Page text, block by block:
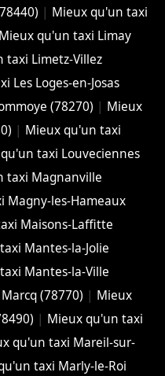
| Mieux qu'un taxi
Mieux qu'un taxi Limay
taxi Limetz-Villez
Les Loges-en-Josas
(78270) | Mieux
| Mieux qu'un taxi
taxi Louveciennes
taxi Magnanville
Magny-les-Hameaux
Maisons-Laffitte
Mantes-la-Jolie
Mantes-la-Ville
(78770) | Mieux
| Mieux qu'un taxi
qu'un taxi Mareil-sur-
taxi Marly-le-Roi